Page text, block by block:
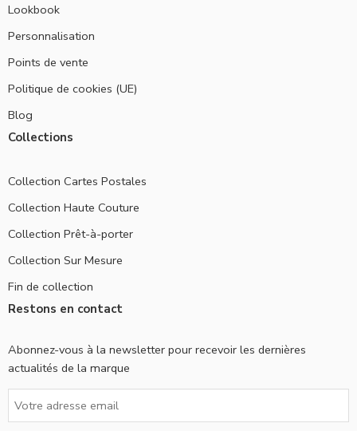
Lookbook
Personnalisation
Points de vente
Politique de cookies (UE)
Blog
Collections
Collection Cartes Postales
Collection Haute Couture
Collection Prêt-à-porter
Collection Sur Mesure
Fin de collection
Restons en contact
Abonnez-vous à la newsletter pour recevoir les dernières
actualités de la marque